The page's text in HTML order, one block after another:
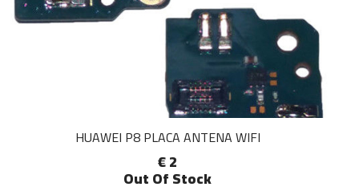
HUAWEI P8 PLACA ANTENA WIFI
€ 2
Out Of Stock